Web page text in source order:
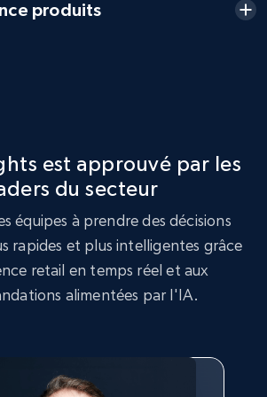
Title, Seller name, Seller rating,
Title, Product description,
count, Images, Variations, and
Commencer
- collects products from
produits
est approuvé par les
du secteur
équipes à prendre des décisions
rapides et plus intelligentes grâce
retail en temps réel et aux
alimentées par l'IA.